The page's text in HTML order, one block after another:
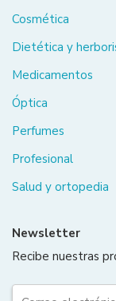
Cosmética
Dietética y
Medicamentos
Óptica
Perfumes
Profesional
Salud y ortopedia
Newsletter
Recibe nuestras